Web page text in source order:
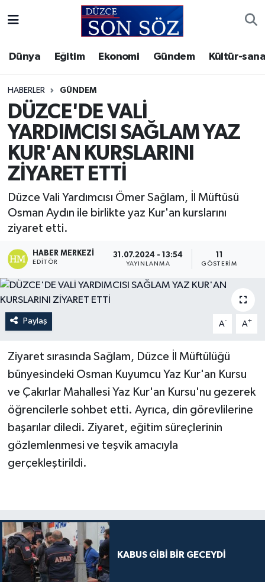
Dünya Eğitim Ekonomi Gündem Kültür-
HABERLER GÜNDEM
DÜZCE'DE VALİ
YARDIMCISI SAĞLAM YAZ
KUR'AN KURSLARINI
ZİYARET ETTİ
Düzce Vali Yardımcısı Ömer Sağlam, İl Müftüsü
Osman Aydın ile birlikte yaz Kur'an kurslarını
ziyaret etti.
HABER MERKEZI
EDITÖR
31.07.2024 - 13:54
YAYINLANMA
11
GÖSTERIM
Paylaş A- A+
Ziyaret sırasında Sağlam, Düzce İl Müftülüğü
bünyesindeki Osman Kuyumcu Yaz Kur'an Kursu
ve Çakırlar Mahallesi Yaz Kur'an Kursu'nu gezerek
öğrencilerle sohbet etti. Ayrıca, din görevlilerine
başarılar diledi. Ziyaret, eğitim süreçlerinin
gözlemlenmesi ve teşvik amacıyla
gerçekleştirildi.
KABUS GİBİ BİR GECEYDİ
Gizlilik Sözleşmesi
İletişim
Künye
Video Galeri
Akçakoca Hava Durumu
Akçakoca Trafik Yoğunluk Haritası
Süper Lig Puan Durumu ve Fikstür
Tüm Manşetler
Son Dakika Haberleri
Haber Arşivi